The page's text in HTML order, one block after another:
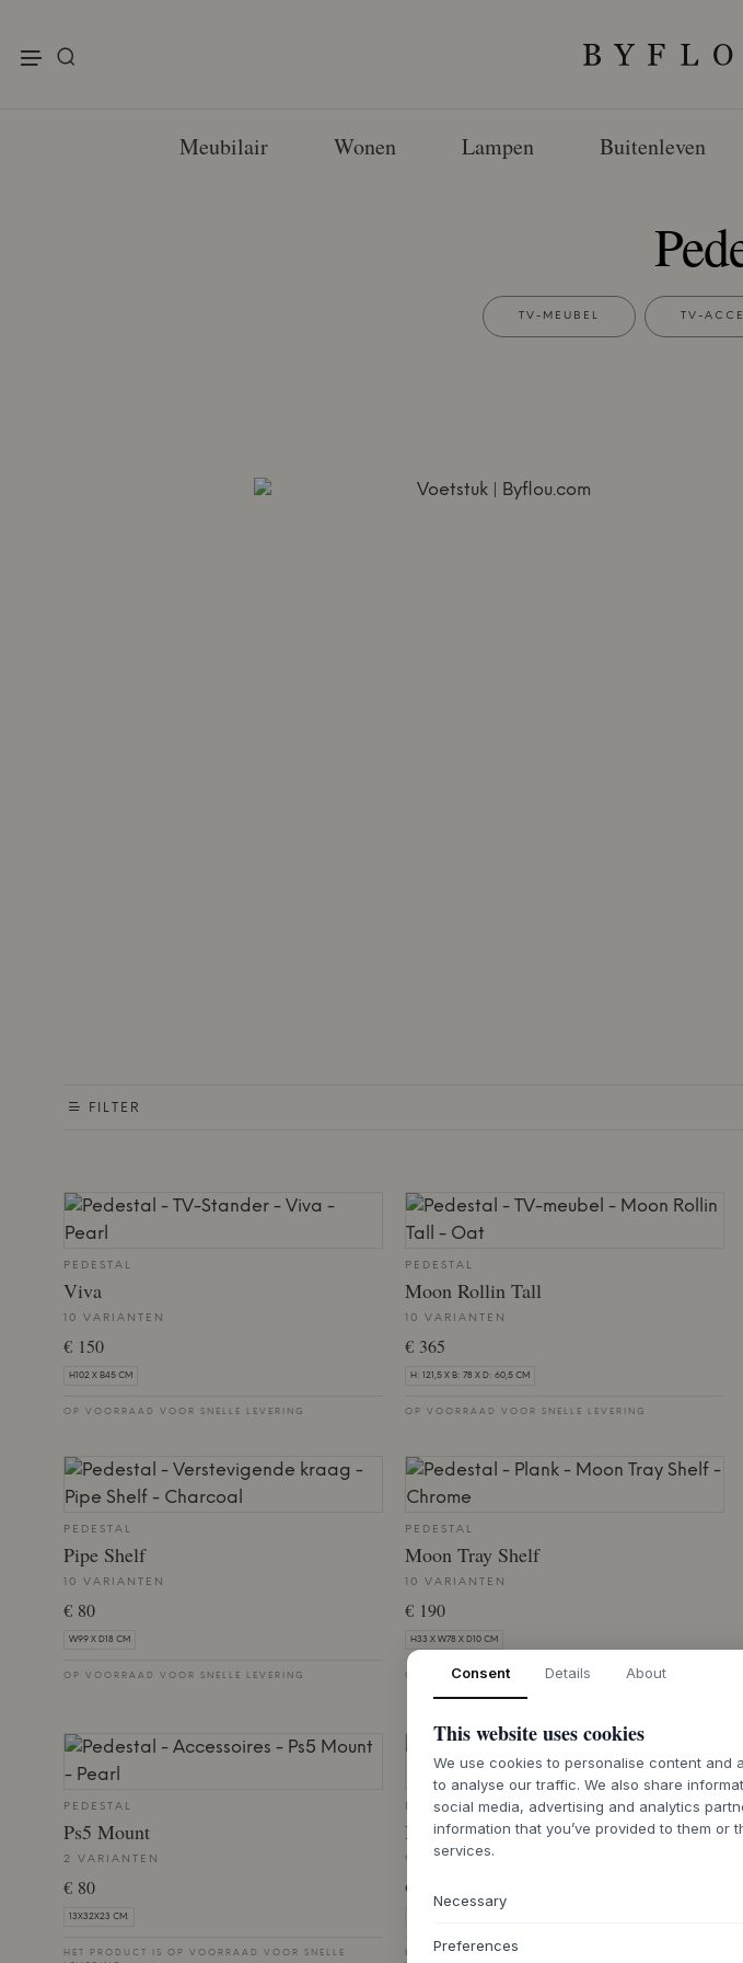
Meubilair Wonen Lampen Buitenleven
TV-MEUBEL TV-
FILTER
PEDESTAL
Viva
10 VARIANTEN
€ 150
H102 X B45 CM
OP VOORRAAD VOOR SNELLE LEVERING
PEDESTAL
Moon Rollin Tall
10 VARIANTEN
€ 365
H: 121,5 X B: 78 X D: 60,5 CM
OP VOORRAAD VOOR SNELLE LEVERING
PEDESTAL
Pipe Shelf
10 VARIANTEN
€ 80
W99 X D18 CM
OP VOORRAAD VOOR SNELLE LEVERING
PEDESTAL
Moon Tray Shelf
10 VARIANTEN
€ 190
H33 X W78 X D10 CM
OP VOORRAAD VOOR SNELLE LEVERING
PEDESTAL
Ps5 Mount
2 VARIANTEN
€ 80
13X32X23 CM.
HET PRODUCT IS OP VOORRAAD VOOR SNELLE
PEDESTAL
Hook Mount
9 VARIANTEN
€ 20
HET PRODUCT IS OP VOORRAAD VOOR SNELLE
Consent Details About
This website uses cookies
We use cookies to personalise content and
to analyse our traffic. We also share
social media, advertising and analytics
information that you’ve provided to them or
services.
Necessary
Preferences